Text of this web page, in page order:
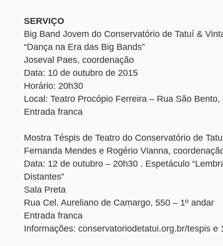
SERVIÇO
Big Band Jovem do Conservatório de Tatuí &
“Dança na Era das Big Bands”
Joseval Paes, coordenação
Data: 10 de outubro de 2015
Horário: 20h30
Local: Teatro Procópio Ferreira – Rua São Bento,
Entrada franca
Mostra Téspis de Teatro do Conservatório de
Fernanda Mendes e Rogério Vianna,
Data: 12 de outubro – 20h30 . Espetáculo
Distantes”
Sala Preta
Rua Cel. Aureliano de Camargo, 550 – 1º andar
Entrada franca
Informações: conservatoriodetatui.org.br/tespis e